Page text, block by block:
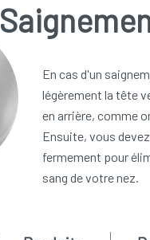
En cas d'un
légèrement la tête
en arrière, comme
Ensuite, vous
fermement pour
sang de votre nez.